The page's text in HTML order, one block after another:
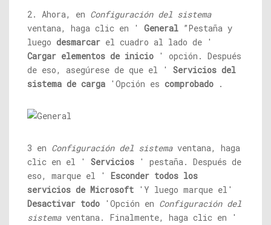
2. Ahora, en Configuración del sistema
ventana, haga clic en ' General ”Pestaña y
luego desmarcar el cuadro al lado de '
Cargar elementos de inicio ' opción. Después
de eso, asegúrese de que el ' Servicios del
sistema de carga 'Opción es comprobado .
3 en Configuración del sistemaventana, haga
clic en el ' Servicios ' pestaña. Después de
eso, marque el ' Esconder todos los
servicios de Microsoft 'Y luego marque el'
Desactivar todo 'Opción en Configuración del
sistemaventana. Finalmente, haga clic en '